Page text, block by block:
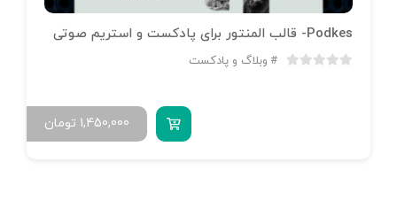
Podkes- قالب المنتور برای پادکست و استریم صوتی
وبلاگ و پادکست
تومان 1,450,000